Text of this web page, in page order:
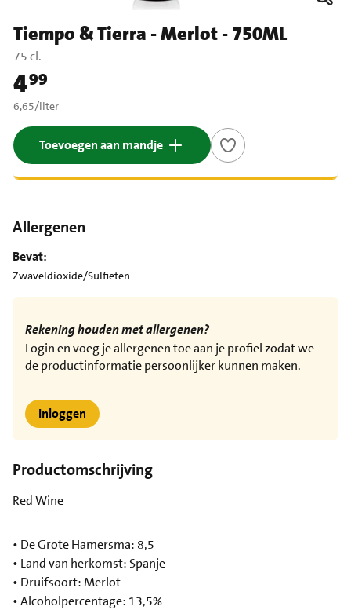
Tiempo & Tierra - Merlot - 750ML
75 cl.
Prijs: € 4,99
499
€ 6,65 per liter
6,65/liter
Toevoegen aan mandje
Allergenen
Bevat:
Zwaveldioxide/Sulfieten
Rekening houden met allergenen?
Login en voeg je allergenen toe aan je profiel zodat we
de productinformatie persoonlijker kunnen maken.
Inloggen
Productomschrijving
Red Wine
• De Grote Hamersma: 8,5
• Land van herkomst: Spanje
• Druifsoort: Merlot
• Alcoholpercentage: 13,5%